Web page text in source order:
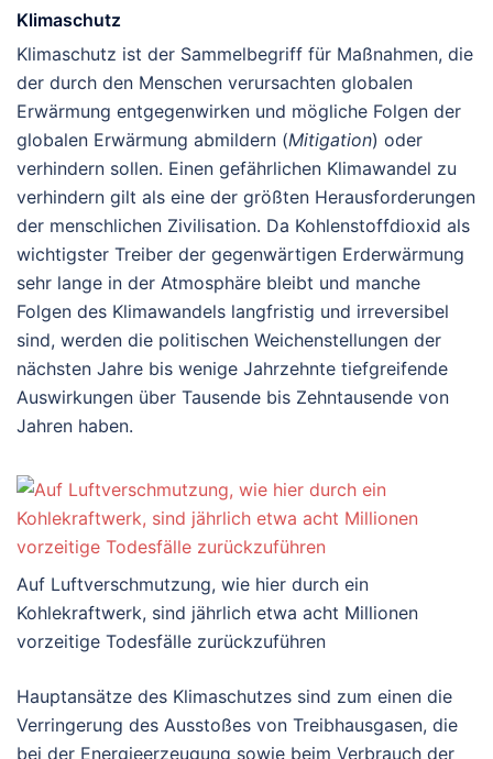
Klimaschutz
Klimaschutz ist der Sammelbegriff für Maßnahmen, die
der durch den Menschen verursachten globalen
Erwärmung entgegenwirken und mögliche Folgen der
globalen Erwärmung abmildern (Mitigation) oder
verhindern sollen. Einen gefährlichen Klimawandel zu
verhindern gilt als eine der größten Herausforderungen
der menschlichen Zivilisation. Da Kohlenstoffdioxid als
wichtigster Treiber der gegenwärtigen Erderwärmung
sehr lange in der Atmosphäre bleibt und manche
Folgen des Klimawandels langfristig und irreversibel
sind, werden die politischen Weichenstellungen der
nächsten Jahre bis wenige Jahrzehnte tiefgreifende
Auswirkungen über Tausende bis Zehntausende von
Jahren haben.
Auf Luftverschmutzung, wie hier durch ein
Kohlekraftwerk, sind jährlich etwa acht Millionen
vorzeitige Todesfälle zurückzuführen
Hauptansätze des Klimaschutzes sind zum einen die
Verringerung des Ausstoßes von Treibhausgasen, die
bei der Energieerzeugung sowie beim Verbrauch der